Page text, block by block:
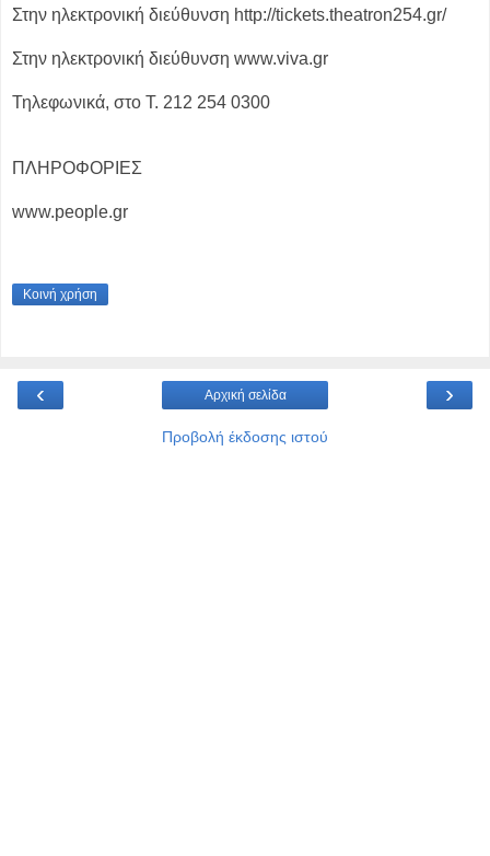
Στην ηλεκτρονική διεύθυνση http://tickets.theatron254.gr/
Στην ηλεκτρονική διεύθυνση www.viva.gr
Τηλεφωνικά, στο T. 212 254 0300
ΠΛΗΡΟΦΟΡΙΕΣ
www.people.gr
Κοινή χρήση
‹ ›
Αρχική σελίδα
Προβολή έκδοσης ιστού